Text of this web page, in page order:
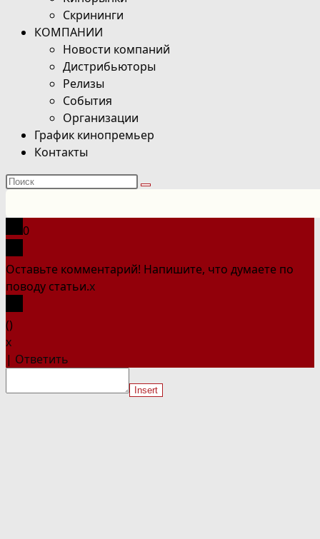
Скрининги
КОМПАНИИ
Новости компаний
Дистрибьюторы
Релизы
События
Организации
График кинопремьер
Контакты
Поиск
сайте
0
Оставьте комментарий! Напишите, что думаете по
поводу статьи.x
()
x
| Ответить
Insert